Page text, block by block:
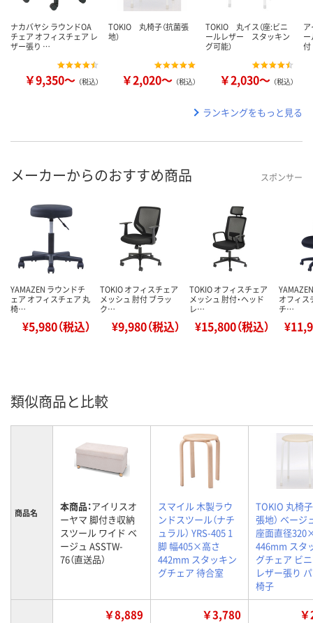
ナカバヤシ ラウンドOA
チェア オフィスチェア レ
ザー張り …
￥9,350～ （税込）
TOKIO 丸椅子（抗菌張
地）
￥2,020～ （税込）
TOKIO 丸イス（座:ビニ
ールレザー スタッキン
グ可能）
￥2,030～ （税込）
ランキングをもっと見る
メーカーからのおすすめ商品 スポンサー
YAMAZEN ラウンドチ
ェア オフィスチェア 丸
椅…
¥5,980（税込）
TOKIO オフィスチェア
メッシュ 肘付 ブラッ
ク…
¥9,980（税込）
TOKIO オフィスチェア
メッシュ 肘付・ヘッド
レ…
¥15,800（税込）
オフィス
チ…
類似商品と比較
商品名 本商品：アイリスオ
ーヤマ 脚付き収納
スツール ワイド ベ
ージュ ASSTW-
76（直送品）
スマイル 木製ラウ
ンドスツール（ナチ
ュラル） YRS-405 1
脚 幅405×高さ
442mm スタッキン
グチェア 待合室
TOKIO 丸椅子
張地） ベージ
座面直径
446mm スタ
グチェア ビ
レザー張り
椅子
￥8,889 ￥3,780